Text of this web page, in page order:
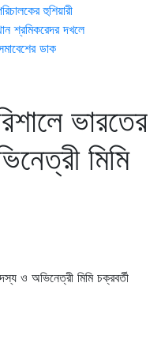
হুশিয়ারী
শ্রমিকরেদর দখলে
ডাক
ভারতের
মিমি